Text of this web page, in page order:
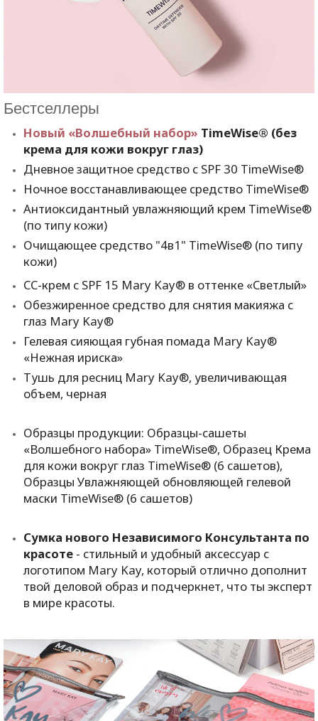
Бестселлеры
Новый «Волшебный набор» TimeWise® (без
крема для кожи вокруг глаз)
Дневное защитное средство с SPF 30 TimeWise®
Ночное восстанавливающее средство TimeWise®
Антиоксидантный увлажняющий крем TimeWise®
(по типу кожи)
Очищающее средство "4в1" TimeWise® (по типу
кожи)
СС-крем с SPF 15 Mary Kay® в оттенке «Светлый»
Обезжиренное средство для снятия макияжа с
глаз Mary Kay®
Гелевая сияющая губная помада Mary Kay®
«Нежная ириска»
Тушь для ресниц Mary Kay®, увеличивающая
объем, черная
Образцы продукции: Образцы-сашеты
«Волшебного набора» TimeWise®, Образец Крема
для кожи вокруг глаз TimeWise® (6 сашетов),
Образцы Увлажняющей обновляющей гелевой
маски TimeWise® (6 сашетов)
Сумка нового Независимого Консультанта по
красоте - стильный и удобный аксессуар с
логотипом Mary Kay, который отлично дополнит
твой деловой образ и подчеркнет, что ты эксперт
в мире красоты.